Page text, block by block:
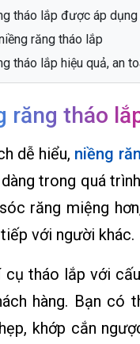
tháo lắp được áp dụng
răng tháo lắp
tháo lắp hiệu quả, an
răng tháo
dễ hiểu, niềng
trong quá
răng miệng
với người khác.
cụ tháo lắp với
hàng. Bạn có
khớp cắn